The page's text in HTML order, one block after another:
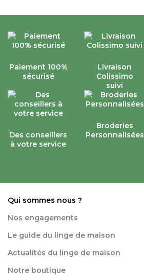
Paiement 100%
sécurisé
Livraison
Colissimo
suivi
Des conseillers
à votre service
Broderies
Personnalisées
Qui sommes nous ?
Nos engagements
Le guide du linge de maison
Actualités du linge de maison
Notre boutique